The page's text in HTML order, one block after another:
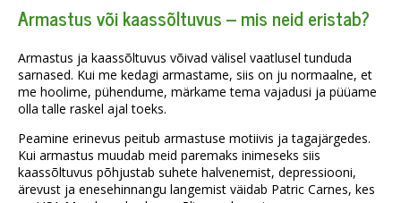
Armastus või kaassõltuvus – mis neid eristab?
Armastus ja kaassõltuvus võivad välisel vaatlusel tunduda
sarnased. Kui me kedagi armastame, siis on ju normaalne, et
me hoolime, pühendume, märkame tema vajadusi ja püüame
olla talle raskel ajal toeks.
Peamine erinevus peitub armastuse motiivis ja tagajärgedes.
Kui armastus muudab meid paremaks inimeseks siis
kaassõltuvus põhjustab suhete halvenemist, depressiooni,
ärevust ja enesehinnangu langemist väidab Patric Carnes, kes